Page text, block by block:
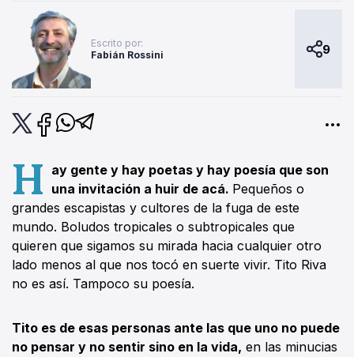
Escrito por:
Fabián Rossini
9
H ay gente y hay poetas y hay poesía que son
una invitación a huir de acá. Pequeños o
grandes escapistas y cultores de la fuga de este
mundo. Boludos tropicales o subtropicales que
quieren que sigamos su mirada hacia cualquier otro
lado menos al que nos tocó en suerte vivir. Tito Riva
no es así. Tampoco su poesía.
Tito es de esas personas ante las que uno no puede
no pensar y no sentir sino en la vida, en las minucias